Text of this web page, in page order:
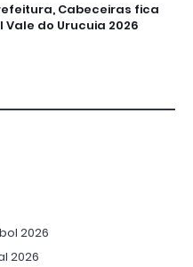
Cabeceiras fica
do Urucuia 2026
2026
2026